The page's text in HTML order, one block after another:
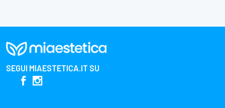
SEGUI MIAESTETICA.IT SU